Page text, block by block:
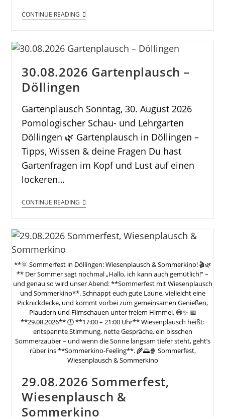
CONTINUE READING
30.08.2026 Gartenplausch –
Döllingen
Gartenplausch Sonntag, 30. August 2026
Pomologischer Schau- und Lehrgarten
Döllingen 🌿 Gartenplausch in Döllingen –
Tipps, Wissen & deine Fragen Du hast
Gartenfragen im Kopf und Lust auf einen
lockeren…
CONTINUE READING
**🌞 Sommerfest in Döllingen: Wiesenplausch & Sommerkino! 🎬🌿
** Der Sommer sagt nochmal „Hallo, ich kann auch gemütlich!“ –
und genau so wird unser Abend: **Sommerfest mit Wiesenplausch
und Sommerkino**. Schnappt euch gute Laune, vielleicht eine
Picknickdecke, und kommt vorbei zum gemeinsamen Genießen,
Plaudern und Filmschauen unter freiem Himmel. 😄✨ 📅
**29.08.2026** 🕔 **17:00 – 21:00 Uhr** Wiesenplausch heißt:
entspannte Stimmung, nette Gespräche, ein bisschen
Sommerzauber – und wenn die Sonne langsam tiefer steht, geht’s
rüber ins **Sommerkino-Feeling**. 🌾🌅🍿 Sommerfest,
Wiesenplausch & Sommerkino
29.08.2026 Sommerfest,
Wiesenplausch &
Sommerkino